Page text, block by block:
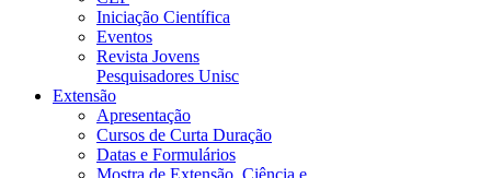
Iniciação Científica
Eventos
Revista Jovens
Pesquisadores Unisc
Extensão
Apresentação
Cursos de Curta Duração
Datas e Formulários
Mostra de Extensão, Ciência e